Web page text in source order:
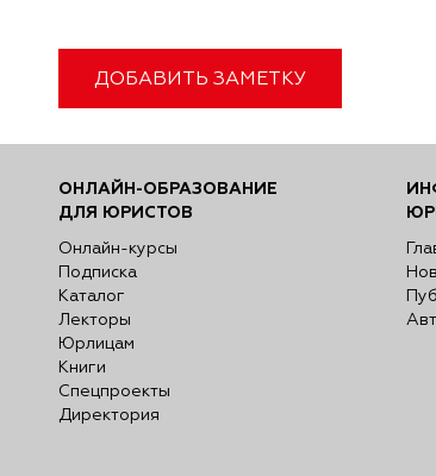
ДОБАВИТЬ ЗАМЕТКУ
ОНЛАЙН-ОБРАЗОВАНИЕ
ДЛЯ ЮРИСТОВ
Онлайн-курсы
Подписка
Каталог
Лекторы
Юрлицам
Книги
Спецпроекты
Директория